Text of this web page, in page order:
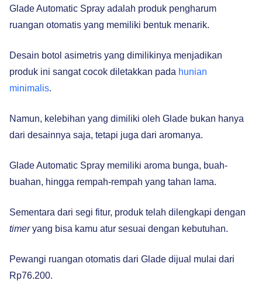
Glade Automatic Spray adalah produk pengharum
ruangan otomatis yang memiliki bentuk menarik.
Desain botol asimetris yang dimilikinya menjadikan
produk ini sangat cocok diletakkan pada hunian
minimalis.
Namun, kelebihan yang dimiliki oleh Glade bukan hanya
dari desainnya saja, tetapi juga dari aromanya.
Glade Automatic Spray memiliki aroma bunga, buah-
buahan, hingga rempah-rempah yang tahan lama.
Sementara dari segi fitur, produk telah dilengkapi dengan
timeryang bisa kamu atur sesuai dengan kebutuhan.
Pewangi ruangan otomatis dari Glade dijual mulai dari
Rp76.200.